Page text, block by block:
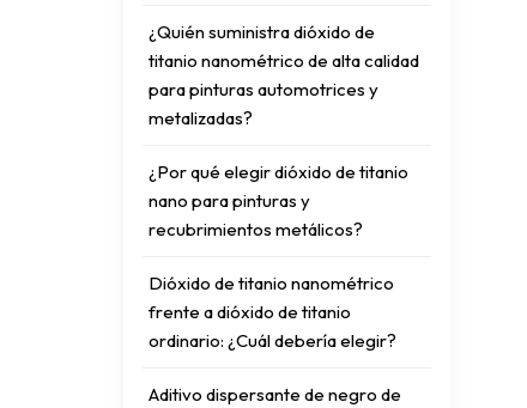
¿Quién suministra dióxido de
titanio nanométrico de alta calidad
para pinturas automotrices y
metalizadas?
¿Por qué elegir dióxido de titanio
nano para pinturas y
recubrimientos metálicos?
Dióxido de titanio nanométrico
frente a dióxido de titanio
ordinario: ¿Cuál debería elegir?
Aditivo dispersante de negro de